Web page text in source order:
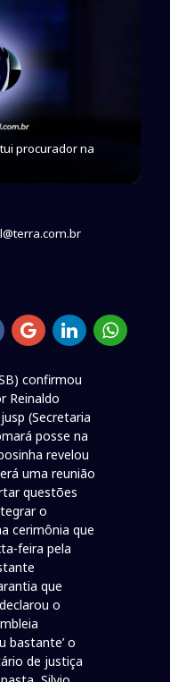
procurador na
confirmou
Reinaldo
(Secretaria
posse na
revelou
uma reunião
questões
o
cerimônia que
feira pela
que
o
bastante’ o
de justiça